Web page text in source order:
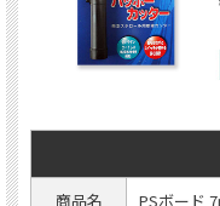
商品名 PSボード